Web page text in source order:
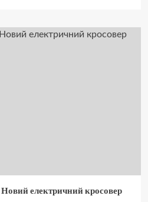
електричний кросовер